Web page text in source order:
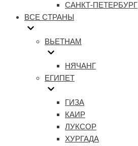
САНКТ-ПЕТЕРБУРГ
ВСЕ СТРАНЫ
ВЬЕТНАМ
НЯЧАНГ
ЕГИПЕТ
ГИЗА
КАИР
ЛУКСОР
ХУРГАДА